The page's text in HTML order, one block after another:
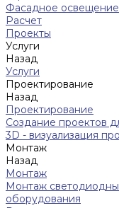
Фасадное освещение
Расчет
Проекты
Услуги
Назад
Услуги
Проектирование
Назад
Проектирование
Создание проектов
3D - визуализация
Монтаж
Назад
Монтаж
Монтаж
оборудования